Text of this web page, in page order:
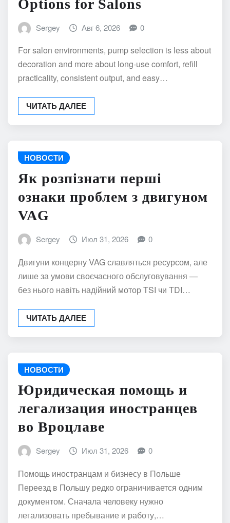
Options for Salons
Sergey Авг 6, 2026 0
For salon environments, pump selection is less about
decoration and more about long-use comfort, refill
practicality, consistent output, and easy…
ЧИТАТЬ ДАЛЕЕ
НОВОСТИ
Як розпізнати перші
ознаки проблем з двигуном
VAG
Sergey Июл 31, 2026 0
Двигуни концерну VAG славляться ресурсом, але
лише за умови своєчасного обслуговування —
без нього навіть надійний мотор TSI чи TDI…
ЧИТАТЬ ДАЛЕЕ
НОВОСТИ
Юридическая помощь и
легализация иностранцев
во Вроцлаве
Sergey Июл 31, 2026 0
Помощь иностранцам и бизнесу в Польше
Переезд в Польшу редко ограничивается одним
документом. Сначала человеку нужно
легализовать пребывание и работу,…